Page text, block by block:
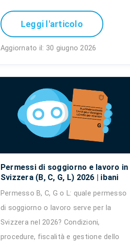
Leggi l'articolo
Aggiornato il: 30 giugno 2026
Permessi di soggiorno e lavoro in
Svizzera (B, C, G, L) 2026 | ibani
Permesso B, C, G o L: quale permesso
di soggiorno o lavoro serve per la
Svizzera nel 2026? Condizioni,
procedure, fiscalità e gestione dello